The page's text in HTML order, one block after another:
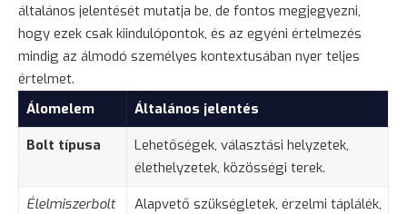
általános jelentését mutatja be, de fontos megjegyezni,
hogy ezek csak kiindulópontok, és az egyéni értelmezés
mindig az álmodó személyes kontextusában nyer teljes
értelmet.
Álomelem
Általános jelentés
Bolt típusa
Lehetőségek, választási helyzetek,
élethelyzetek, közösségi terek.
Élelmiszerbolt
Alapvető szükségletek, érzelmi táplálék,